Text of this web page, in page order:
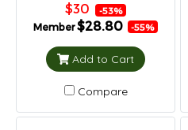
$30 -53%
Member$28.80 -55%
Add to Cart
Compare